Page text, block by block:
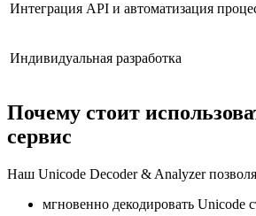
Интеграция API и автоматизация
Индивидуальная разработка
Почему стоит
сервис
Наш Unicode Decoder & Analyzer
мгновенно декодировать Unicode